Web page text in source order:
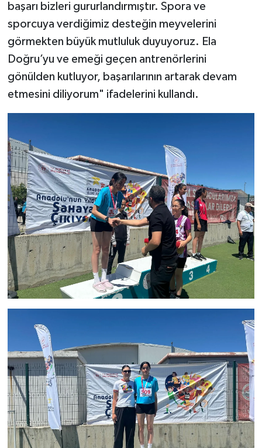
başarı bizleri gururlandırmıştır. Spora ve
sporcuya verdiğimiz desteğin meyvelerini
görmekten büyük mutluluk duyuyoruz. Ela
Doğru’yu ve emeği geçen antrenörlerini
gönülden kutluyor, başarılarının artarak devam
etmesini diliyorum" ifadelerini kullandı.